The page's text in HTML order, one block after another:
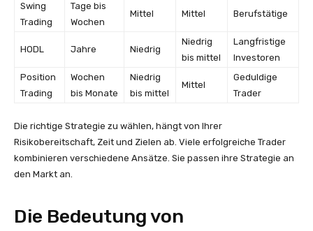
Swing
Trading
Tage bis
Wochen
Mittel Mittel Berufstätige
HODL Jahre Niedrig
Niedrig
bis mittel
Langfristige
Investoren
Position
Trading
Wochen
bis Monate
Niedrig
bis mittel
Mittel
Geduldige
Trader
Die richtige Strategie zu wählen, hängt von Ihrer
Risikobereitschaft, Zeit und Zielen ab. Viele erfolgreiche Trader
kombinieren verschiedene Ansätze. Sie passen ihre Strategie an
den Markt an.
Die Bedeutung von